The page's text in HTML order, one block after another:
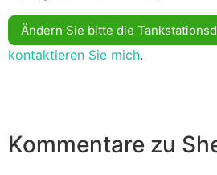
Ändern Sie bitte die
kontaktieren Sie mich.
Kommentare zu